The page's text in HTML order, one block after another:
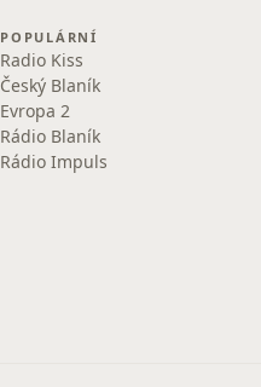
POPULÁRNÍ
Radio Kiss
Český Blaník
Evropa 2
Rádio Blaník
Rádio Impuls